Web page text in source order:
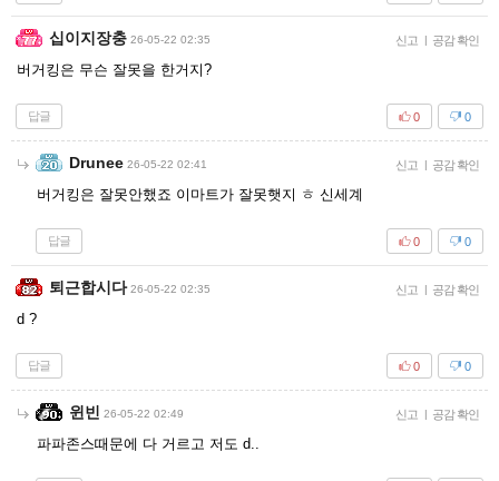
십이지장충 26-05-22 02:35 신고 | 공감 확인
버거킹은 무슨 잘못을 한거지?
답글 0
0
Drunee 26-05-22 02:41 신고 | 공감 확인
버거킹은 잘못안했죠 이마트가 잘못햇지 ㅎ 신세계
답글 0
0
퇴근합시다 26-05-22 02:35 신고 | 공감 확인
d ?
답글 0
0
윈빈 26-05-22 02:49 신고 | 공감 확인
파파존스때문에 다 거르고 저도 d..